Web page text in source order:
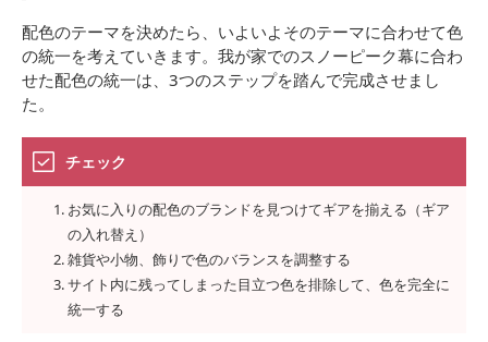
配色のテーマを決めたら、いよいよそのテーマに合わせて色
の統一を考えていきます。我が家でのスノーピーク幕に合わ
せた配色の統一は、3つのステップを踏んで完成させまし
た。
チェック
お気に入りの配色のブランドを見つけてギアを揃える（ギア
の入れ替え）
雑貨や小物、飾りで色のバランスを調整する
サイト内に残ってしまった目立つ色を排除して、色を完全に
統一する